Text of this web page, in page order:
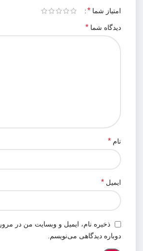
امتیاز شما *
دیدگاه شما *
نام *
ایمیل *
ذخیره نام، ایمیل و وبسایت من در
دوباره دیدگاهی می‌نویسم.